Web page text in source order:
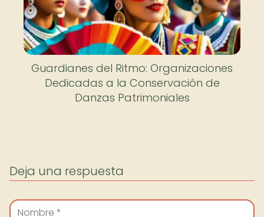
Guardianes del Ritmo: Organizaciones
Dedicadas a la Conservación de
Danzas Patrimoniales
Deja una respuesta